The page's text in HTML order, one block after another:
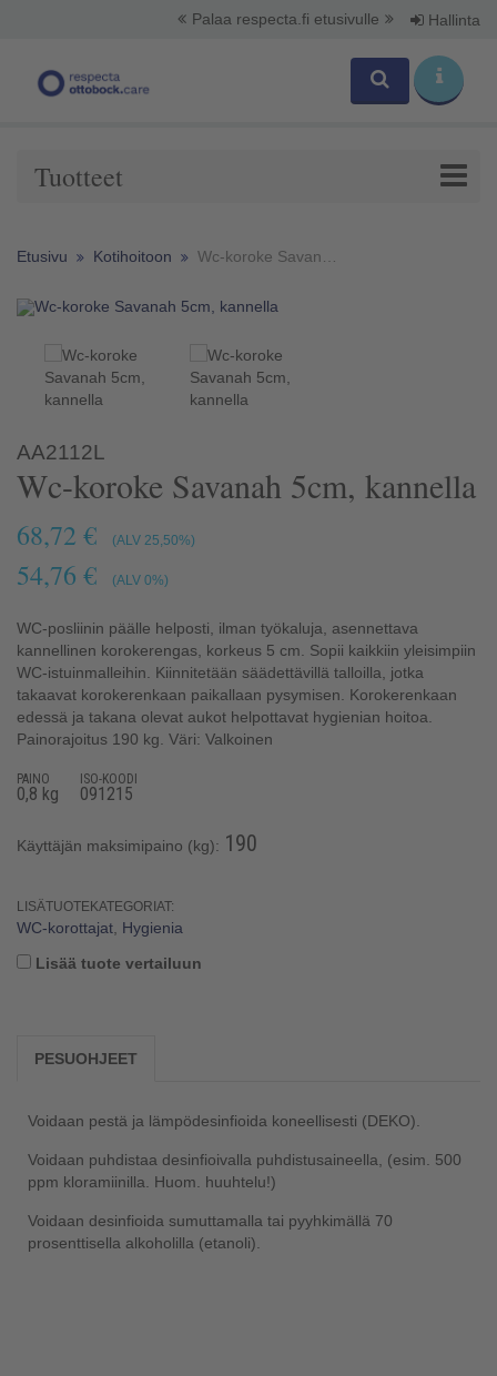
Palaa respecta.fi etusivulle Hallinta
Tuotteet
Etusivu Kotihoitoon Wc-koroke Savanah 5cm, kannella
AA2112L
Wc-koroke Savanah 5cm, kannella
68,72 € (ALV 25,50%)
54,76 € (ALV 0%)
WC-posliinin päälle helposti, ilman työkaluja, asennettava
kannellinen korokerengas, korkeus 5 cm. Sopii kaikkiin yleisimpiin
WC-istuinmalleihin. Kiinnitetään säädettävillä talloilla, jotka
takaavat korokerenkaan paikallaan pysymisen. Korokerenkaan
edessä ja takana olevat aukot helpottavat hygienian hoitoa.
Painorajoitus 190 kg. Väri: Valkoinen
PAINO
0,8 kg
ISO-KOODI
091215
Käyttäjän maksimipaino (kg): 190
LISÄTUOTEKATEGORIAT:
WC-korottajat Hygienia
Lisää tuote vertailuun
PESUOHJEET
Voidaan pestä ja lämpödesinfioida koneellisesti (DEKO).
Voidaan puhdistaa desinfioivalla puhdistusaineella, (esim. 500
ppm kloramiinilla. Huom. huuhtelu!)
Voidaan desinfioida sumuttamalla tai pyyhkimällä 70
prosenttisella alkoholilla (etanoli).